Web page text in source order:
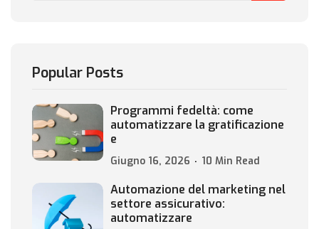
Popular Posts
Programmi fedeltà: come
automatizzare la gratificazione
e
Giugno 16, 2026 10 Min Read
Automazione del marketing nel
settore assicurativo:
automatizzare